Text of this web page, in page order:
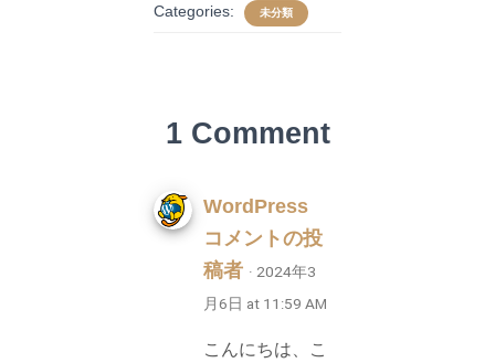
Categories: 未分類
1 Comment
WordPress
コメントの投
稿者 · 2024年3
月6日 at 11:59 AM
こんにちは、こ